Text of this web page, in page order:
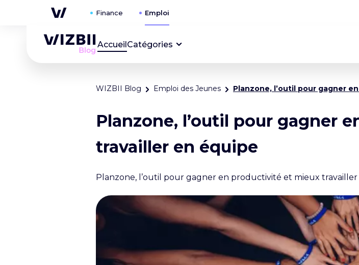
AccueilCatégories
WIZBII Blog Emploi des Jeunes Planzone, l’outil pour gagner
Planzone, l’outil pour gagner
travailler en équipe
Planzone, l’outil pour gagner en productivité et mieux